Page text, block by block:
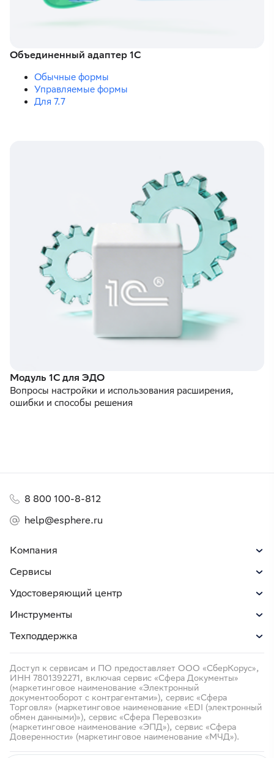
Объединенный адаптер 1С
Обычные формы
Управляемые формы
Для 7.7
Модуль 1С для ЭДО
Вопросы настройки и использования расширения,
ошибки и способы решения
Компания
Сервисы
Удостоверяющий центр
Инструменты
Техподдержка
8 800 100-8-812
help@esphere.ru
Доступ к сервисам и ПО предоставляет ООО «СберКорус»,
ИНН 7801392271, включая сервис «Сфера Документы»
(маркетинговое наименование «Электронный
документооборот с контрагентами»), сервис «Сфера
Торговля» (маркетинговое наименование «EDI (электронный
обмен данными)»), сервис «Сфера Перевозки»
(маркетинговое наименование «ЭПД»), сервис «Сфера
Доверенности» (маркетинговое наименование «МЧД»).